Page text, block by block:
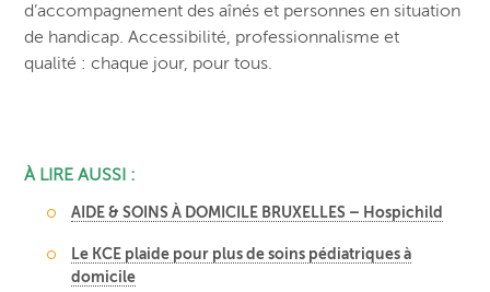
d’accompagnement des aînés et personnes en situation
de handicap. Accessibilité, professionnalisme et
qualité : chaque jour, pour tous.
À LIRE AUSSI :
AIDE & SOINS À DOMICILE BRUXELLES – Hospichild
Le KCE plaide pour plus de soins pédiatriques à
domicile